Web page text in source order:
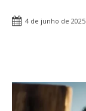
4 de junho de 2025